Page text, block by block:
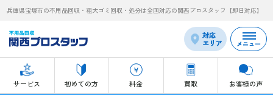
兵庫県宝塚市の不用品回収・粗大ゴミ回収・処分は全国対応の関西プロスタッフ【即日対応】
対応
エリア
サービス 初めての方 料金 買取 お客様の声
メニュー